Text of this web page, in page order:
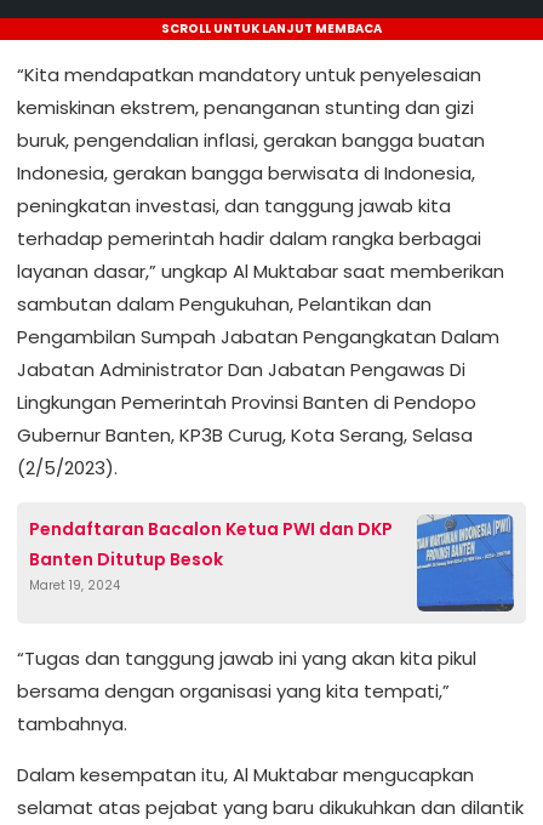
SCROLL UNTUK LANJUT MEMBACA
“Kita mendapatkan mandatory untuk penyelesaian
kemiskinan ekstrem, penanganan stunting dan gizi
buruk, pengendalian inflasi, gerakan bangga buatan
Indonesia, gerakan bangga berwisata di Indonesia,
peningkatan investasi, dan tanggung jawab kita
terhadap pemerintah hadir dalam rangka berbagai
layanan dasar,” ungkap Al Muktabar saat memberikan
sambutan dalam Pengukuhan, Pelantikan dan
Pengambilan Sumpah Jabatan Pengangkatan Dalam
Jabatan Administrator Dan Jabatan Pengawas Di
Lingkungan Pemerintah Provinsi Banten di Pendopo
Gubernur Banten, KP3B Curug, Kota Serang, Selasa
(2/5/2023).
Pendaftaran Bacalon Ketua PWI dan DKP
Banten Ditutup Besok
Maret 19, 2024
“Tugas dan tanggung jawab ini yang akan kita pikul
bersama dengan organisasi yang kita tempati,”
tambahnya.
Dalam kesempatan itu, Al Muktabar mengucapkan
selamat atas pejabat yang baru dikukuhkan dan dilantik